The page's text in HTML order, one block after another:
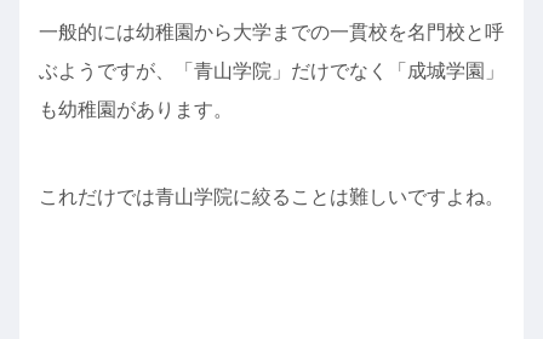
一般的には幼稚園から大学までの一貫校を名門校と呼
ぶようですが、「青山学院」だけでなく「成城学園」
も幼稚園があります。
これだけでは青山学院に絞ることは難しいですよね。